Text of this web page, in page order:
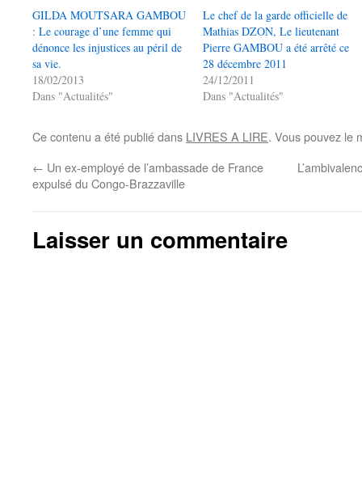
GILDA MOUTSARA GAMBOU
: Le courage d’une femme qui
dénonce les injustices au péril de
sa vie.
18/02/2013
Dans "Actualités"
Le chef de la garde officielle de
Mathias DZON, Le lieutenant
Pierre GAMBOU a été arrêté ce
28 décembre 2011
24/12/2011
Dans "Actualités"
Ce contenu a été publié dans LIVRES A LIRE. Vous pouvez le
← Un ex-employé de l’ambassade de France
expulsé du Congo-Brazzaville
Laisser un commentaire